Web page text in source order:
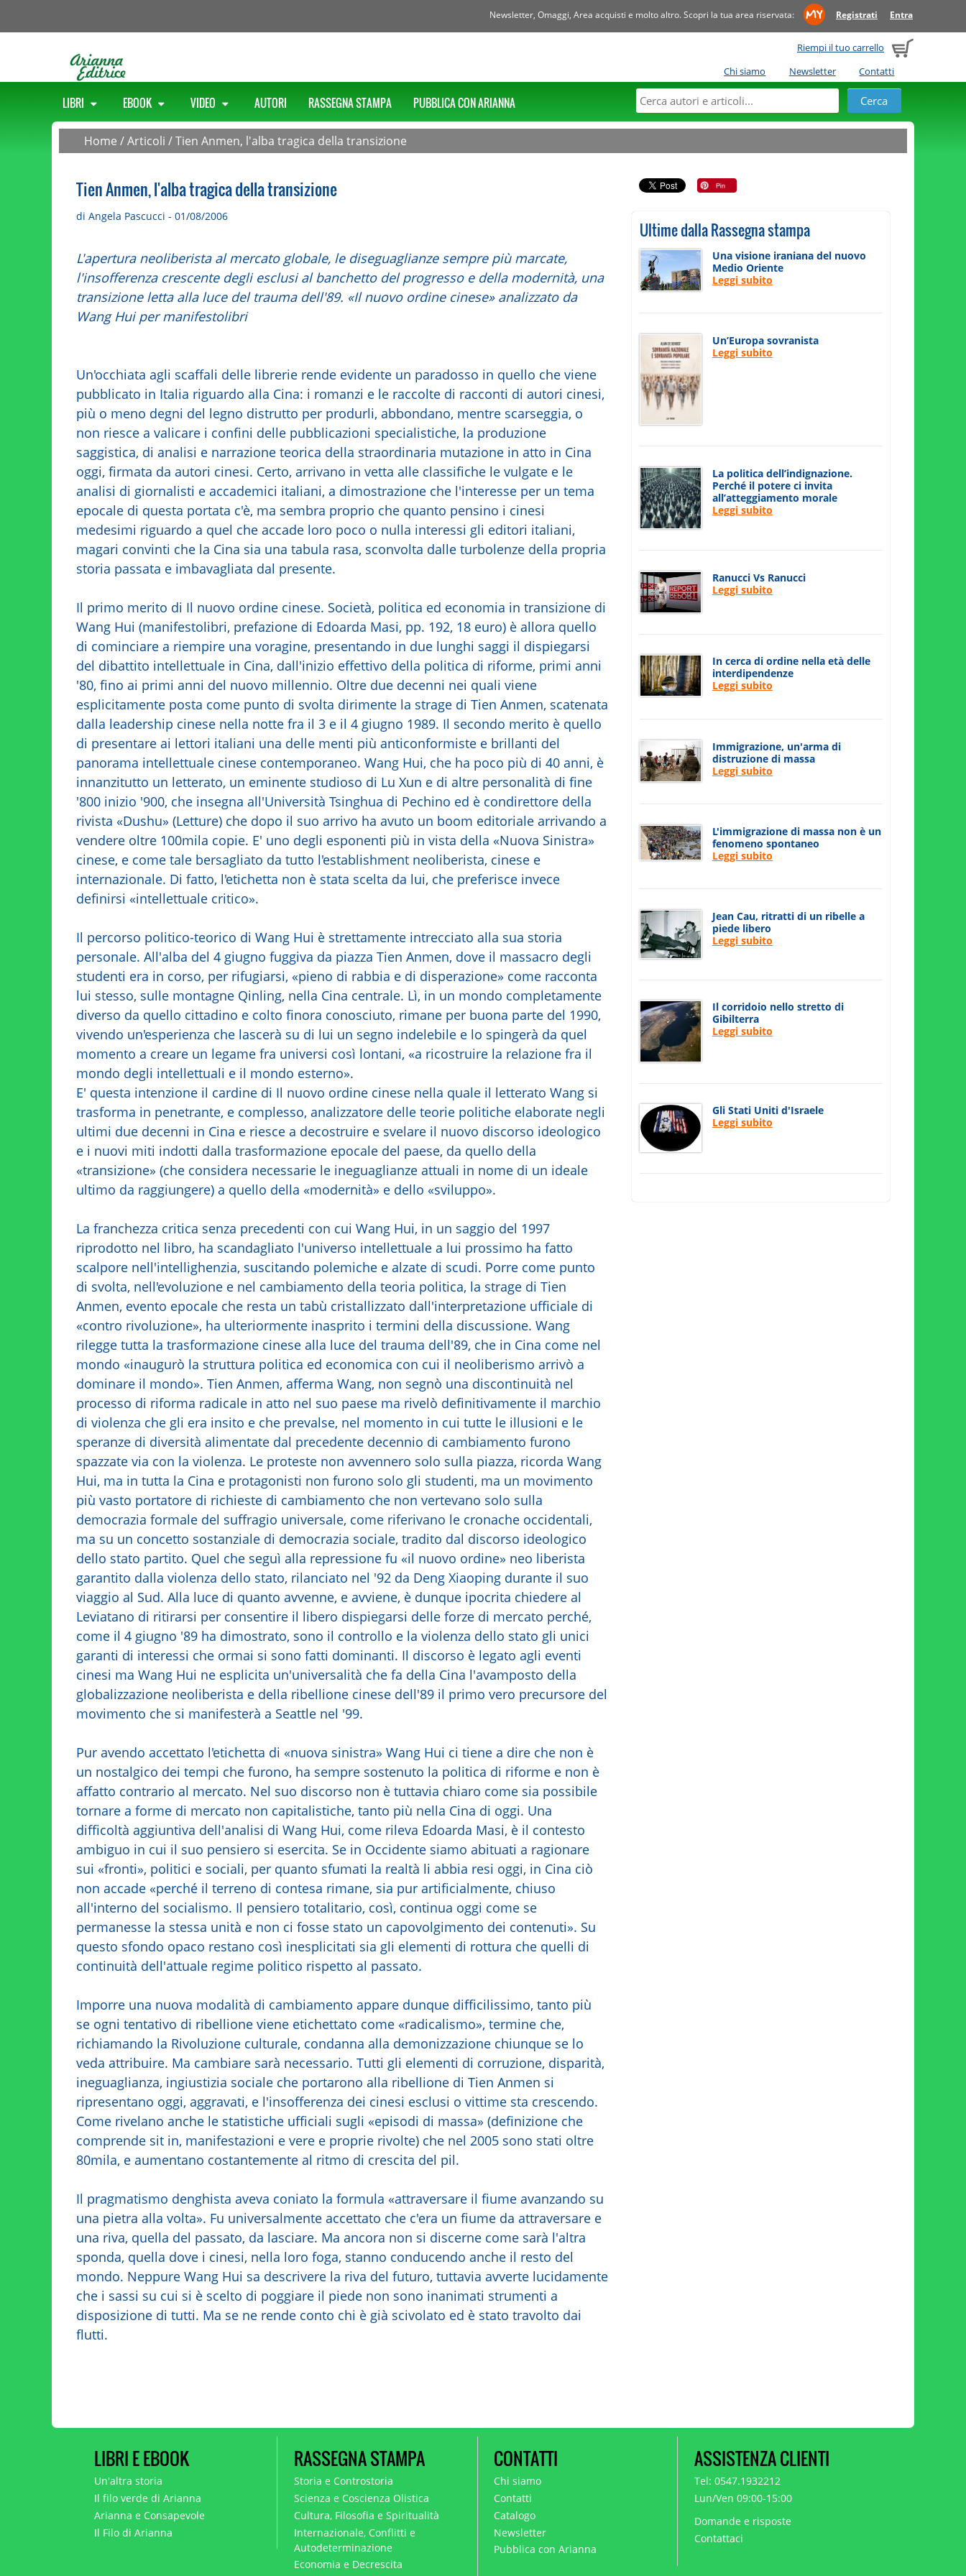
Newsletter, Omaggi, Area acquisti e molto altro. Scopri la tua area riservata: Registrati Entra
Riempi il tuo carrello
Chi siamo
Newsletter Contatti
LIBRI EBOOK VIDEO AUTORI RASSEGNA STAMPA PUBBLICA CON ARIANNA
Home /Articoli /Tien Anmen, l'alba tragica della transizione
Tien Anmen, l'alba tragica della transizione
di Angela Pascucci - 01/08/2006
L'apertura neoliberista al mercato globale, le diseguaglianze sempre più marcate,
l'insofferenza crescente degli esclusi al banchetto del progresso e della modernità, una
transizione letta alla luce del trauma dell'89. «Il nuovo ordine cinese» analizzato da
Wang Hui per manifestolibri
Un'occhiata agli scaffali delle librerie rende evidente un paradosso in quello che viene
pubblicato in Italia riguardo alla Cina: i romanzi e le raccolte di racconti di autori cinesi,
più o meno degni del legno distrutto per produrli, abbondano, mentre scarseggia, o
non riesce a valicare i confini delle pubblicazioni specialistiche, la produzione
saggistica, di analisi e narrazione teorica della straordinaria mutazione in atto in Cina
oggi, firmata da autori cinesi. Certo, arrivano in vetta alle classifiche le vulgate e le
analisi di giornalisti e accademici italiani, a dimostrazione che l'interesse per un tema
epocale di questa portata c'è, ma sembra proprio che quanto pensino i cinesi
medesimi riguardo a quel che accade loro poco o nulla interessi gli editori italiani,
magari convinti che la Cina sia una tabula rasa, sconvolta dalle turbolenze della propria
storia passata e imbavagliata dal presente.
Il primo merito di Il nuovo ordine cinese. Società, politica ed economia in transizione di
Wang Hui (manifestolibri, prefazione di Edoarda Masi, pp. 192, 18 euro) è allora quello
di cominciare a riempire una voragine, presentando in due lunghi saggi il dispiegarsi
del dibattito intellettuale in Cina, dall'inizio effettivo della politica di riforme, primi anni
'80, fino ai primi anni del nuovo millennio. Oltre due decenni nei quali viene
esplicitamente posta come punto di svolta dirimente la strage di Tien Anmen, scatenata
dalla leadership cinese nella notte fra il 3 e il 4 giugno 1989. Il secondo merito è quello
di presentare ai lettori italiani una delle menti più anticonformiste e brillanti del
panorama intellettuale cinese contemporaneo. Wang Hui, che ha poco più di 40 anni, è
innanzitutto un letterato, un eminente studioso di Lu Xun e di altre personalità di fine
'800 inizio '900, che insegna all'Università Tsinghua di Pechino ed è condirettore della
rivista «Dushu» (Letture) che dopo il suo arrivo ha avuto un boom editoriale arrivando a
vendere oltre 100mila copie. E' uno degli esponenti più in vista della «Nuova Sinistra»
cinese, e come tale bersagliato da tutto l'establishment neoliberista, cinese e
internazionale. Di fatto, l'etichetta non è stata scelta da lui, che preferisce invece
definirsi «intellettuale critico».
Il percorso politico-teorico di Wang Hui è strettamente intrecciato alla sua storia
personale. All'alba del 4 giugno fuggiva da piazza Tien Anmen, dove il massacro degli
studenti era in corso, per rifugiarsi, «pieno di rabbia e di disperazione» come racconta
lui stesso, sulle montagne Qinling, nella Cina centrale. Lì, in un mondo completamente
diverso da quello cittadino e colto finora conosciuto, rimane per buona parte del 1990,
vivendo un'esperienza che lascerà su di lui un segno indelebile e lo spingerà da quel
momento a creare un legame fra universi così lontani, «a ricostruire la relazione fra il
mondo degli intellettuali e il mondo esterno».
E' questa intenzione il cardine di Il nuovo ordine cinese nella quale il letterato Wang si
trasforma in penetrante, e complesso, analizzatore delle teorie politiche elaborate negli
ultimi due decenni in Cina e riesce a decostruire e svelare il nuovo discorso ideologico
e i nuovi miti indotti dalla trasformazione epocale del paese, da quello della
«transizione» (che considera necessarie le ineguaglianze attuali in nome di un ideale
ultimo da raggiungere) a quello della «modernità» e dello «sviluppo».
La franchezza critica senza precedenti con cui Wang Hui, in un saggio del 1997
riprodotto nel libro, ha scandagliato l'universo intellettuale a lui prossimo ha fatto
scalpore nell'intellighenzia, suscitando polemiche e alzate di scudi. Porre come punto
di svolta, nell'evoluzione e nel cambiamento della teoria politica, la strage di Tien
Anmen, evento epocale che resta un tabù cristallizzato dall'interpretazione ufficiale di
«contro rivoluzione», ha ulteriormente inasprito i termini della discussione. Wang
rilegge tutta la trasformazione cinese alla luce del trauma dell'89, che in Cina come nel
mondo «inaugurò la struttura politica ed economica con cui il neoliberismo arrivò a
dominare il mondo». Tien Anmen, afferma Wang, non segnò una discontinuità nel
processo di riforma radicale in atto nel suo paese ma rivelò definitivamente il marchio
di violenza che gli era insito e che prevalse, nel momento in cui tutte le illusioni e le
speranze di diversità alimentate dal precedente decennio di cambiamento furono
spazzate via con la violenza. Le proteste non avvennero solo sulla piazza, ricorda Wang
Hui, ma in tutta la Cina e protagonisti non furono solo gli studenti, ma un movimento
più vasto portatore di richieste di cambiamento che non vertevano solo sulla
democrazia formale del suffragio universale, come riferivano le cronache occidentali,
ma su un concetto sostanziale di democrazia sociale, tradito dal discorso ideologico
dello stato partito. Quel che seguì alla repressione fu «il nuovo ordine» neo liberista
garantito dalla violenza dello stato, rilanciato nel '92 da Deng Xiaoping durante il suo
viaggio al Sud. Alla luce di quanto avvenne, e avviene, è dunque ipocrita chiedere al
Leviatano di ritirarsi per consentire il libero dispiegarsi delle forze di mercato perché,
come il 4 giugno '89 ha dimostrato, sono il controllo e la violenza dello stato gli unici
garanti di interessi che ormai si sono fatti dominanti. Il discorso è legato agli eventi
cinesi ma Wang Hui ne esplicita un'universalità che fa della Cina l'avamposto della
globalizzazione neoliberista e della ribellione cinese dell'89 il primo vero precursore del
movimento che si manifesterà a Seattle nel '99.
Pur avendo accettato l'etichetta di «nuova sinistra» Wang Hui ci tiene a dire che non è
un nostalgico dei tempi che furono, ha sempre sostenuto la politica di riforme e non è
affatto contrario al mercato. Nel suo discorso non è tuttavia chiaro come sia possibile
tornare a forme di mercato non capitalistiche, tanto più nella Cina di oggi. Una
difficoltà aggiuntiva dell'analisi di Wang Hui, come rileva Edoarda Masi, è il contesto
ambiguo in cui il suo pensiero si esercita. Se in Occidente siamo abituati a ragionare
sui «fronti», politici e sociali, per quanto sfumati la realtà li abbia resi oggi, in Cina ciò
non accade «perché il terreno di contesa rimane, sia pur artificialmente, chiuso
all'interno del socialismo. Il pensiero totalitario, così, continua oggi come se
permanesse la stessa unità e non ci fosse stato un capovolgimento dei contenuti». Su
questo sfondo opaco restano così inesplicitati sia gli elementi di rottura che quelli di
continuità dell'attuale regime politico rispetto al passato.
Imporre una nuova modalità di cambiamento appare dunque difficilissimo, tanto più
se ogni tentativo di ribellione viene etichettato come «radicalismo», termine che,
richiamando la Rivoluzione culturale, condanna alla demonizzazione chiunque se lo
veda attribuire. Ma cambiare sarà necessario. Tutti gli elementi di corruzione, disparità,
ineguaglianza, ingiustizia sociale che portarono alla ribellione di Tien Anmen si
ripresentano oggi, aggravati, e l'insofferenza dei cinesi esclusi o vittime sta crescendo.
Come rivelano anche le statistiche ufficiali sugli «episodi di massa» (definizione che
comprende sit in, manifestazioni e vere e proprie rivolte) che nel 2005 sono stati oltre
80mila, e aumentano costantemente al ritmo di crescita del pil.
Il pragmatismo denghista aveva coniato la formula «attraversare il fiume avanzando su
una pietra alla volta». Fu universalmente accettato che c'era un fiume da attraversare e
una riva, quella del passato, da lasciare. Ma ancora non si discerne come sarà l'altra
sponda, quella dove i cinesi, nella loro foga, stanno conducendo anche il resto del
mondo. Neppure Wang Hui sa descrivere la riva del futuro, tuttavia avverte lucidamente
che i sassi su cui si è scelto di poggiare il piede non sono inanimati strumenti a
disposizione di tutti. Ma se ne rende conto chi è già scivolato ed è stato travolto dai
flutti.
Ultime dalla Rassegna stampa
Una visione iraniana del nuovo
Medio Oriente
Leggi subito
Un’Europa sovranista
Leggi subito
La politica dell’indignazione.
Perché il potere ci invita
all’atteggiamento morale
Leggi subito
Ranucci Vs Ranucci
Leggi subito
In cerca di ordine nella età delle
interdipendenze
Leggi subito
Immigrazione, un'arma di
distruzione di massa
Leggi subito
L'immigrazione di massa non è un
fenomeno spontaneo
Leggi subito
Jean Cau, ritratti di un ribelle a
piede libero
Leggi subito
Il corridoio nello stretto di
Gibilterra
Leggi subito
Gli Stati Uniti d'Israele
Leggi subito
LIBRI E EBOOK
Un'altra storia
Il filo verde di Arianna
Arianna e Consapevole
Il Filo di Arianna
RASSEGNA STAMPA
Storia e Controstoria
Scienza e Coscienza Olistica
Cultura, Filosofia e Spiritualità
Internazionale, Conflitti e
Autodeterminazione
Economia e Decrescita
CONTATTI
Chi siamo
Contatti
Catalogo
Newsletter
Pubblica con Arianna
ASSISTENZA CLIENTI
Tel: 0547.1932212
Lun/Ven 09:00-15:00
Domande e risposte
Contattaci